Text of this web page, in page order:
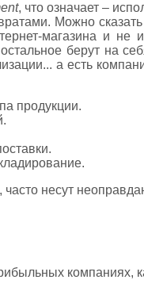
, что означает –
Можно
магазина и
берут на
а есть
продукции.
несут
компаниях,